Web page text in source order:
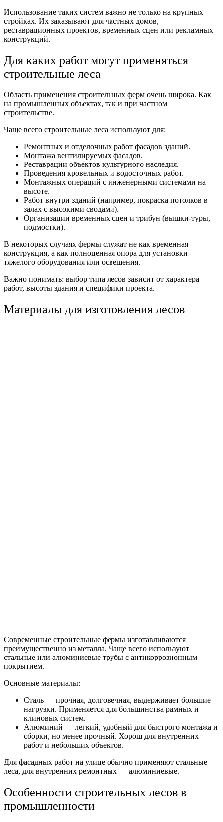
Использование таких систем важно не только на крупных
стройках. Их заказывают для частных домов,
реставрационных проектов, временных сцен или рекламных
конструкций.
Для каких работ могут применяться
строительные леса
Область применения строительных ферм очень широка. Как
на промышленных объектах, так и при частном
строительстве.
Чаще всего строительные леса используют для:
Ремонтных и отделочных работ фасадов зданий.
Монтажа вентилируемых фасадов.
Реставрации объектов культурного наследия.
Проведения кровельных и водосточных работ.
Монтажных операций с инженерными системами на
высоте.
Работ внутри зданий (например, покраска потолков в
залах с высокими сводами).
Организации временных сцен и трибун (вышки-туры,
подмостки).
В некоторых случаях фермы служат не как временная
конструкция, а как полноценная опора для установки
тяжелого оборудования или освещения.
Важно понимать: выбор типа лесов зависит от характера
работ, высоты здания и специфики проекта.
Материалы для изготовления лесов
Современные строительные фермы изготавливаются
преимущественно из металла. Чаще всего используют
стальные или алюминиевые трубы с антикоррозионным
покрытием.
Основные материалы:
Сталь — прочная, долговечная, выдерживает большие
нагрузки. Применяется для большинства рамных и
клиновых систем.
Алюминий — легкий, удобный для быстрого монтажа и
сборки, но менее прочный. Хорош для внутренних
работ и небольших объектов.
Для фасадных работ на улице обычно применяют стальные
леса, для внутренних ремонтных — алюминиевые.
Особенности строительных лесов в
промышленности